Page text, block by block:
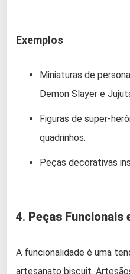
Exemplos
Miniaturas de
Demon Slayer e
Figuras de super-
quadrinhos.
Peças decorativas
4. Peças Funcionais
A funcionalidade é uma
artesanato biscuit.